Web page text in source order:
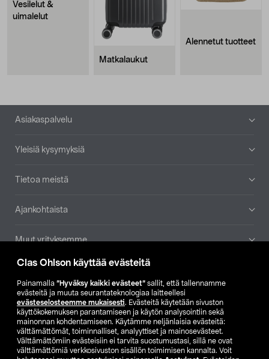
Clas Ohlson käyttää evästeitä
Painamalla ”Hyväksy kaikki evästeet” sallit, että tallennamme
evästeitä ja muuta seurantateknologiaa laitteellesi
evästeselosteemme mukaisesti. Evästeitä käytetään sivuston
käyttökokemuksen parantamiseen ja käytön analysointiin sekä
mainonnan kohdentamiseen. Käytämme neljänlaisia evästeitä:
välttämättömät, toiminnalliset, analyyttiset ja mainosevästeet.
Välttämättömiin evästeisiin ei tarvita suostumustasi, sillä ne ovat
välttämättömiä verkkosivuston sisällön toimimisen kannalta. Voit
Vesilelut &
uimalelut
Matkalaukut
Alennetut tuotteet
Alatunniste
Asiakaspalvelu
Yleisiä kysymyksiä
Tietoa meistä
Ajankohtaista
Muut yrityksemme
Etsi myymälä
SE NO FI
FI SV